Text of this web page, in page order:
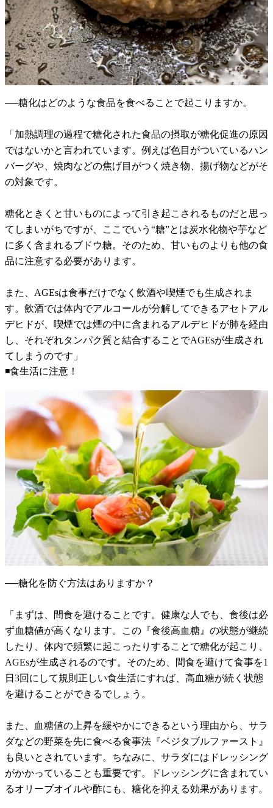
──糖化はどのような食品を食べることで起こりますか。
「加熱調理の過程で糖化された食品の摂取が糖化促進の原因
ではないかと言われています。例えば色目がついているハン
バーグや、焼肉などの焦げ目がつく焼き物、揚げ物などがそ
の対象です。
糖化ときくと甘いものによって引き起こされるものだと思っ
てしまいがちですが、ここでいう“糖”とは炭水化物や芋など
に多く含まれるブドウ糖。そのため、甘いものよりも他の食
品に注意する必要があります。
また、AGEsは食事だけでなく飲酒や喫煙でも生成されま
す。飲酒では体内でアルコールが分解してできるアセトアル
デヒドが、喫煙では煙の中に含まれるアルデヒドが肺を経由
し、それぞれタンパク質と結合することでAGEsが生成され
てしまうのです」
◾️食生活に注意！
──糖化を防ぐ方法はありますか？
「まずは、間食を避けることです。健康な人でも、食後は必
ず血糖値が高くなります。この『食後高血糖』の状態が継続
したり、体内で頻繁に起こったりすることで糖化が起こり、
AGEsが生成されるのです。そのため、間食を避けて食事を1
日3回にして規則正しい食生活にすれば、高血糖が続く状態
を避けることができるでしょう。
また、血糖値の上昇を緩やかにできるという理由から、サラ
ダなどの野菜を先に食べる食事法『ベジタブルファースト』
も良いとされています。ちなみに、サラダにはドレッシング
がかかっていることも重要です。ドレッシングに含まれてい
るオリーブオイルや酢にも、糖化を抑える効果があります。